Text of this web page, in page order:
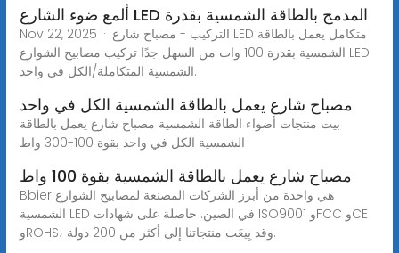
ألمع ضوء الشارع LED المدمج بالطاقة الشمسية بقدرة
Nov 22, 2025 · التركيب - مصباح شارع LED متكامل يعمل بالطاقة
الشمسية بقدرة 100 وات من السهل جدًا تركيب مصابيح الشوارع LED
الشمسية المتكاملة/الكل في واحد.
مصباح شارع يعمل بالطاقة الشمسية الكل في واحد
بيت منتجات أضواء الطاقة الشمسية مصباح شارع يعمل بالطاقة
الشمسية الكل في واحد بقوة 100-300 واط
مصباح شارع يعمل بالطاقة الشمسية بقوة 100 واط
Bbier هي واحدة من أبرز الشركات المصنعة لمصابيح الشوارع
الشمسية LED في الصين. حاصلة على شهادات ISO9001 وFCC وCE
وROHS، وقد بِيعَت منتجاتنا إلى أكثر من 200 دولة.